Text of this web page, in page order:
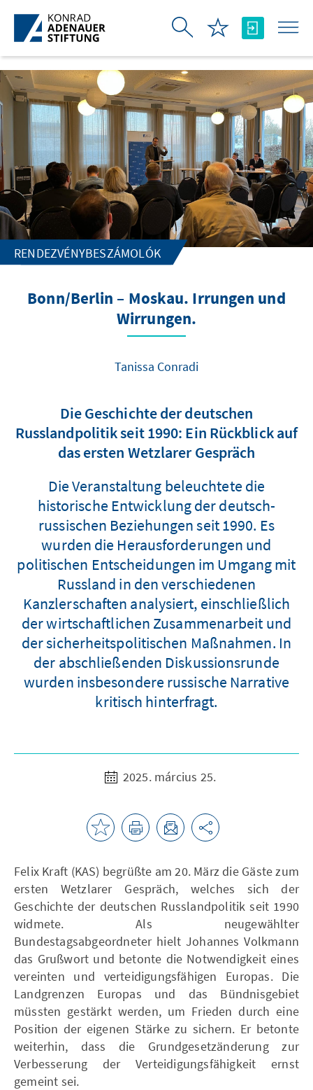
Ugrás a fő tartalomhoz
RENDEZVÉNYBESZÁMOLÓK
Bonn/Berlin – Moskau. Irrungen und
Wirrungen.
Tanissa Conradi
Die Geschichte der deutschen
Russlandpolitik seit 1990: Ein Rückblick auf
das ersten Wetzlarer Gespräch
Die Veranstaltung beleuchtete die
historische Entwicklung der deutsch-
russischen Beziehungen seit 1990. Es
wurden die Herausforderungen und
politischen Entscheidungen im Umgang mit
Russland in den verschiedenen
Kanzlerschaften analysiert, einschließlich
der wirtschaftlichen Zusammenarbeit und
der sicherheitspolitischen Maßnahmen. In
der abschließenden Diskussionsrunde
wurden insbesondere russische Narrative
kritisch hinterfragt.
2025. március 25.
Felix Kraft (KAS) begrüßte am 20. März die Gäste zum
ersten Wetzlarer Gespräch, welches sich der
Geschichte der deutschen Russlandpolitik seit 1990
widmete. Als neugewählter
Bundestagsabgeordneter hielt Johannes Volkmann
das Grußwort und betonte die Notwendigkeit eines
vereinten und verteidigungsfähigen Europas. Die
Landgrenzen Europas und das Bündnisgebiet
müssten gestärkt werden, um Frieden durch eine
Position der eigenen Stärke zu sichern. Er betonte
weiterhin, dass die Grundgesetzänderung zur
Verbesserung der Verteidigungsfähigkeit ernst
gemeint sei.